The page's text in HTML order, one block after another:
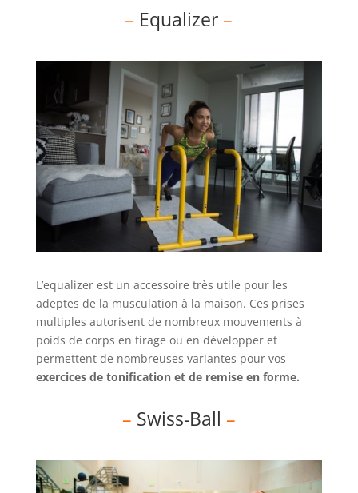
– Equalizer –
L’equalizer est un accessoire très utile pour les
adeptes de la musculation à la maison. Ces prises
multiples autorisent de nombreux mouvements à
poids de corps en tirage ou en développer et
permettent de nombreuses variantes pour vos
exercices de tonification et de remise en forme.
– Swiss-Ball –